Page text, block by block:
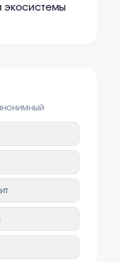
экосистемы